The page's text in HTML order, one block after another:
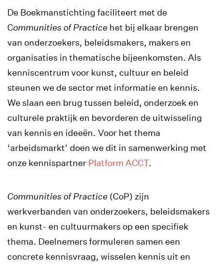
De Boekmanstichting faciliteert met de
Communities of Practice het bij elkaar brengen
van onderzoekers, beleidsmakers, makers en
organisaties in thematische bijeenkomsten. Als
kenniscentrum voor kunst, cultuur en beleid
steunen we de sector met informatie en kennis.
We slaan een brug tussen beleid, onderzoek en
culturele praktijk en bevorderen de uitwisseling
van kennis en ideeën. Voor het thema
‘arbeidsmarkt’ doen we dit in samenwerking met
onze kennispartner Platform ACCT.
Communities of Practice (CoP) zijn
werkverbanden van onderzoekers, beleidsmakers
en kunst- en cultuurmakers op een specifiek
thema. Deelnemers formuleren samen een
concrete kennisvraag, wisselen kennis uit en